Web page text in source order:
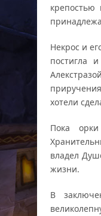
крепостью
Некрос и
постигла
хотели
Пока
владел
жизни.
В